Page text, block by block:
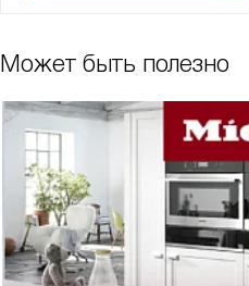
Может быть полезно